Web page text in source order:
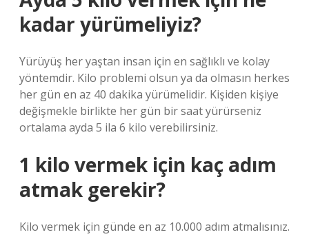
kadar yürümeliyiz?
Yürüyüş her yaştan insan için en sağlıklı ve kolay
yöntemdir. Kilo problemi olsun ya da olmasın herkes
her gün en az 40 dakika yürümelidir. Kişiden kişiye
değişmekle birlikte her gün bir saat yürürseniz
ortalama ayda 5 ila 6 kilo verebilirsiniz.
1 kilo vermek için kaç adım
atmak gerekir?
Kilo vermek için günde en az 10.000 adım atmalısınız.